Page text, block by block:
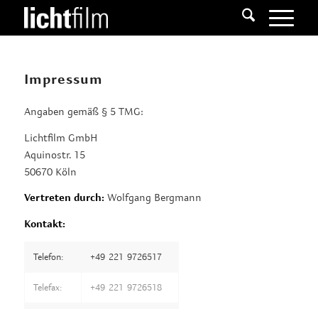
Impressum
Angaben gemäß § 5 TMG:
Lichtfilm GmbH
Aquinostr. 15
50670 Köln
Vertreten durch: Wolfgang Bergmann
Kontakt:
Telefon: +49-221-9726517
Telefax: +49-221-9726518